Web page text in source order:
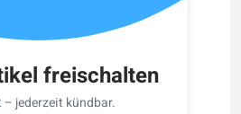
freischalten
– jederzeit kündbar.